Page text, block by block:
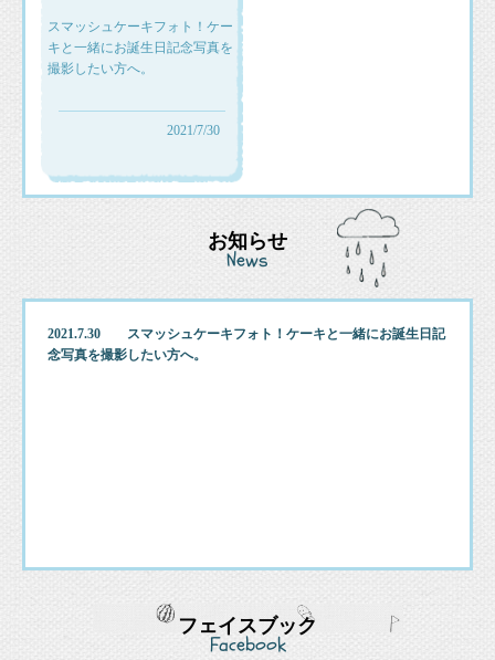
スマッシュケーキフォト！ケー
キと一緒にお誕生日記念写真を
撮影したい方へ。
2021/7/30
お知らせ
News
2021.7.30 スマッシュケーキフォト！ケーキと一緒にお誕生日記
念写真を撮影したい方へ。
フェイスブック
Facebook